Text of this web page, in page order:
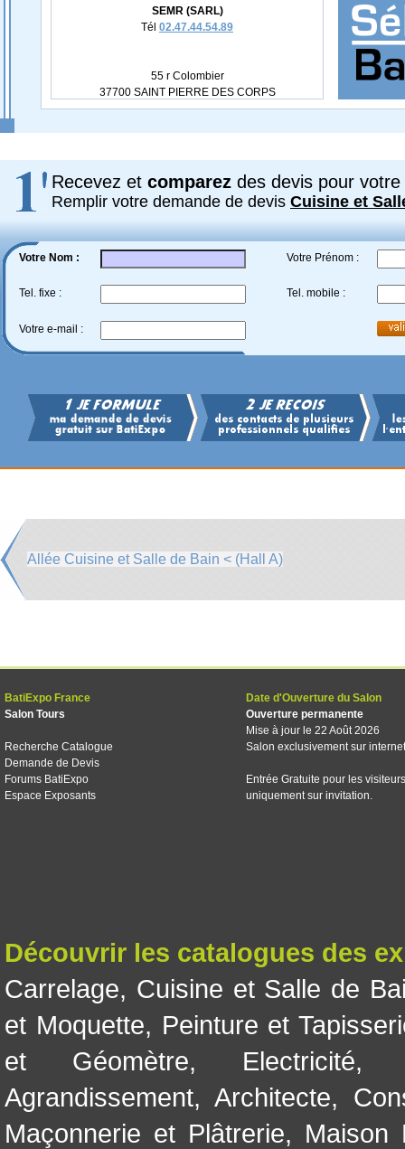
SEMR (SARL)
Tél 02.47.44.54.89
55 r Colombier
37700 SAINT PIERRE DES CORPS
Recevez et comparez des devis pour votre
Remplir votre demande de devis Cuisine et
Votre Nom : Votre Prénom :
Tel. fixe : Tel. mobile :
Votre e-mail :
Allée Cuisine et Salle de Bain < (Hall A)
BatiExpo France
Salon Tours
Recherche Catalogue
Demande de Devis
Forums BatiExpo
Espace Exposants
Date d'Ouverture du Salon
Ouverture permanente
Mise à jour le 22 Août 2026
Salon exclusivement sur internet
Entrée Gratuite pour les visiteurs
uniquement sur invitation.
Découvrir les catalogues des
Carrelage, Cuisine et Salle de
et Moquette, Peinture et
et Géomètre, Electricité
Agrandissement, Architecte,
Maçonnerie et Plâtrerie, Maison